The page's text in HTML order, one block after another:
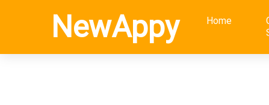
NewAppy Home